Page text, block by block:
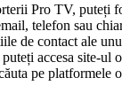
Pro TV, puteți
telefon sau
de contact ale
accesa site-ul
pe platformele